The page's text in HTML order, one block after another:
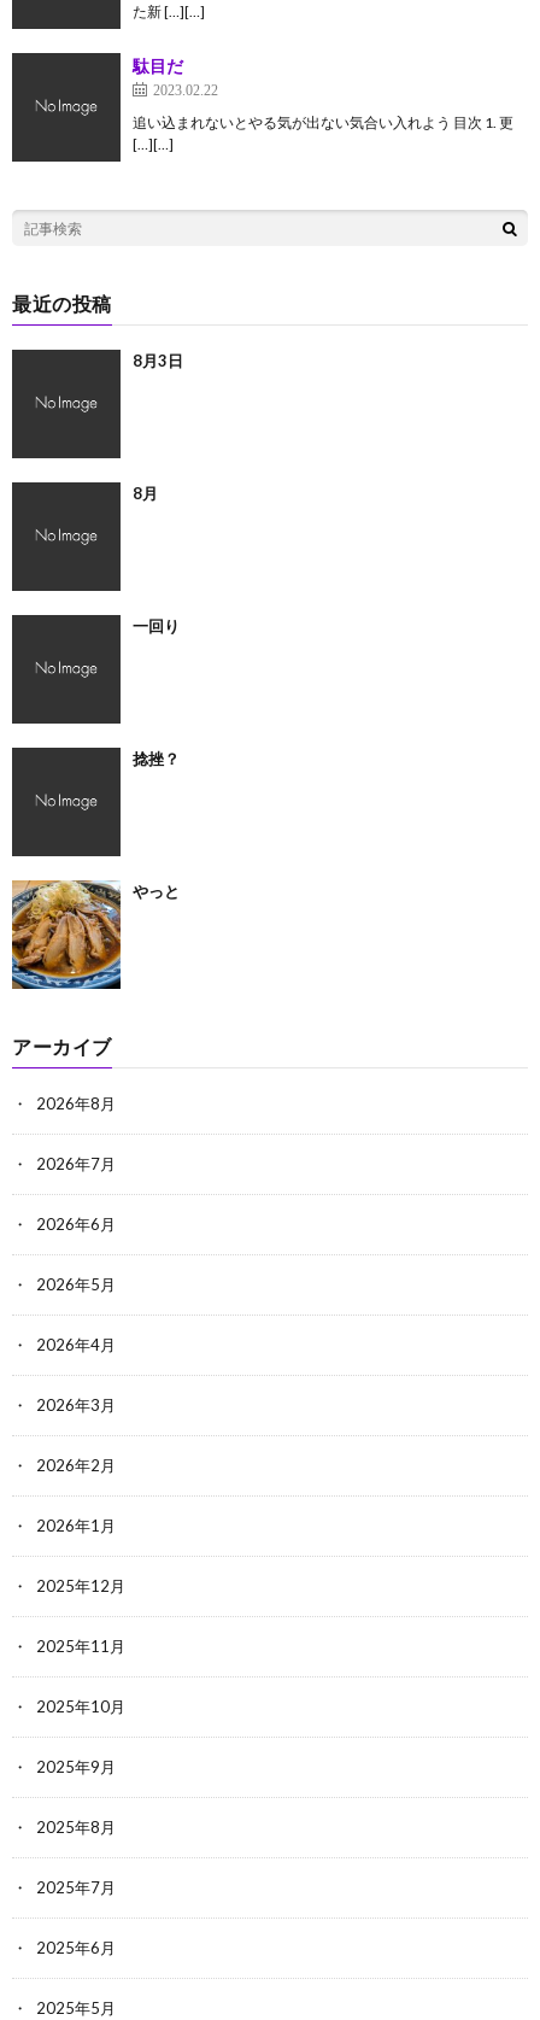
た新 […][…]
駄目だ
2023.02.22
追い込まれないとやる気が出ない気合い入れよう 目次 1. 更
[…][…]
最近の投稿
8月3日
8月
一回り
捻挫？
やっと
アーカイブ
2026年8月
2026年7月
2026年6月
2026年5月
2026年4月
2026年3月
2026年2月
2026年1月
2025年12月
2025年11月
2025年10月
2025年9月
2025年8月
2025年7月
2025年6月
2025年5月